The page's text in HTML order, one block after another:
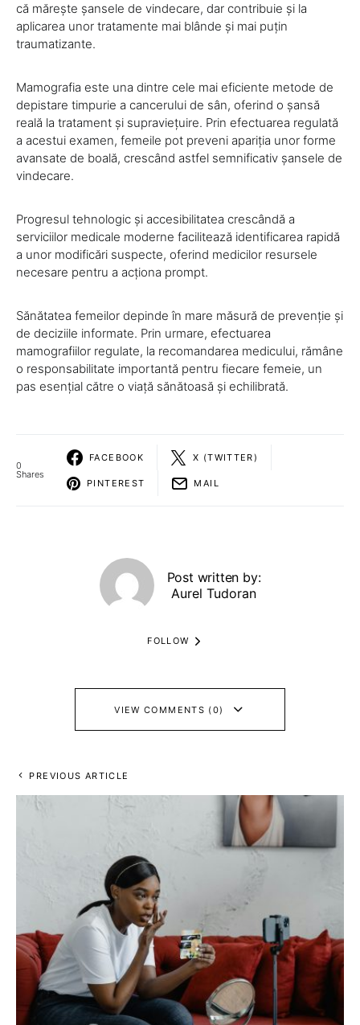
că mărește șansele de vindecare, dar contribuie și la
aplicarea unor tratamente mai blânde și mai puțin
traumatizante.
Mamografia este una dintre cele mai eficiente metode de
depistare timpurie a cancerului de sân, oferind o șansă
reală la tratament și supraviețuire. Prin efectuarea regulată
a acestui examen, femeile pot preveni apariția unor forme
avansate de boală, crescând astfel semnificativ șansele de
vindecare.
Progresul tehnologic și accesibilitatea crescândă a
serviciilor medicale moderne facilitează identificarea rapidă
a unor modificări suspecte, oferind medicilor resursele
necesare pentru a acționa prompt.
Sănătatea femeilor depinde în mare măsură de prevenție și
de deciziile informate. Prin urmare, efectuarea
mamografiilor regulate, la recomandarea medicului, rămâne
o responsabilitate importantă pentru fiecare femeie, un
pas esențial către o viață sănătoasă și echilibrată.
0
Shares
FACEBOOK X (TWITTER)
PINTEREST MAIL
Post written by:
Aurel Tudoran
FOLLOW
VIEW COMMENTS (0)
PREVIOUS ARTICLE